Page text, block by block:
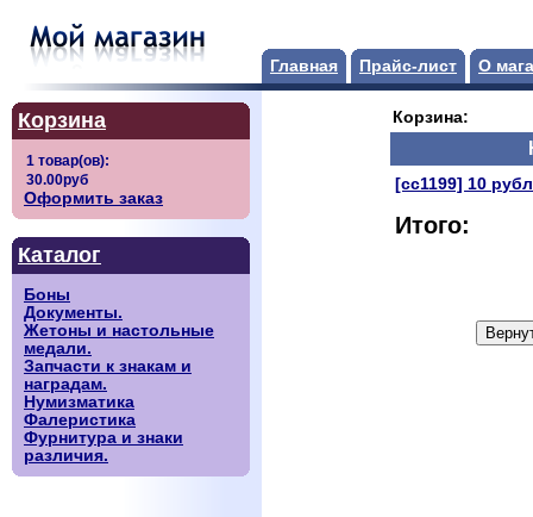
Главная Прайс-лист О
Корзина
Оформить заказ
Каталог
Боны
Документы.
Жетоны и настольные
медали.
Запчасти к знакам и
наградам.
Нумизматика
Фалеристика
Фурнитура и знаки
различия.
Корзина:
[сс1199] 10
Итого: